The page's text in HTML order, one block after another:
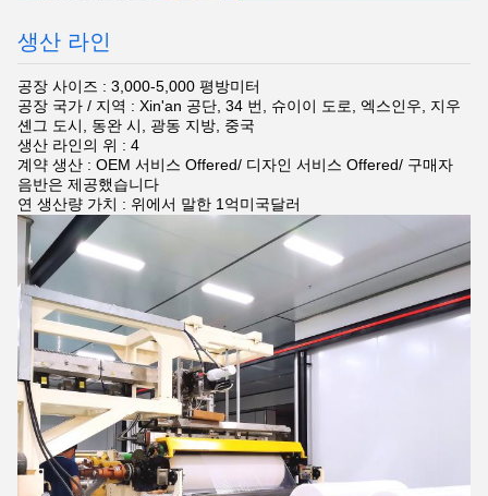
생산 라인
공장 사이즈 : 3,000-5,000 평방미터
공장 국가 / 지역 : Xin'an 공단, 34 번, 슈이이 도로, 엑스인우, 지우
셴그 도시, 동완 시, 광동 지방, 중국
생산 라인의 위 : 4
계약 생산 : OEM 서비스 Offered/ 디자인 서비스 Offered/ 구매자
음반은 제공했습니다
연 생산량 가치 : 위에서 말한 1억미국달러